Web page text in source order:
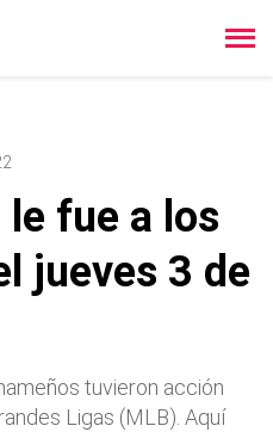
le fue a los
jueves 3 de
tuvieron acción
Ligas (MLB). Aquí